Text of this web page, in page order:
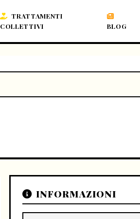
TRATTAMENTI
COLLETTIVI
BLOG
INFORMAZIONI